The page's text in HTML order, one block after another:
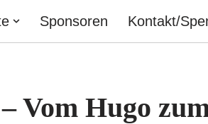
Sponsoren Kontakt/
Vom Hugo